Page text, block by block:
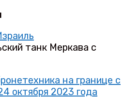
танк Меркава с